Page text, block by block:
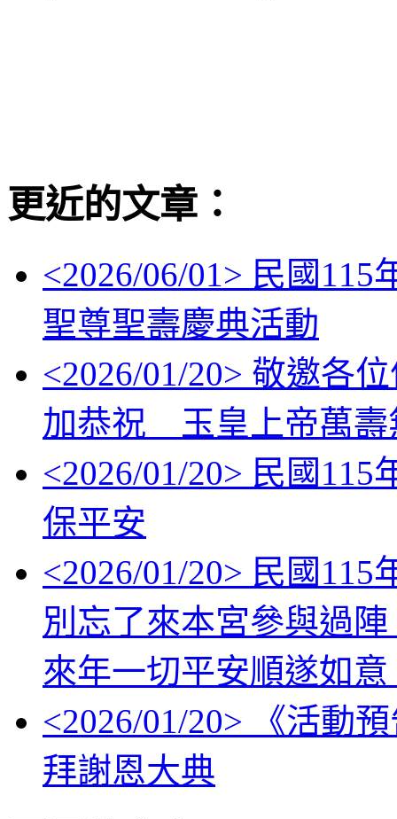
更近的文章：
<2026/06/01> 民國115
聖尊聖壽慶典活動
<2026/01/20> 敬邀各
加恭祝 玉皇上帝萬壽
<2026/01/20> 民國115
保平安
<2026/01/20> 民國115
別忘了來本宮參與過
來年一切平安順遂如
<2026/01/20> 《活動
拜謝恩大典